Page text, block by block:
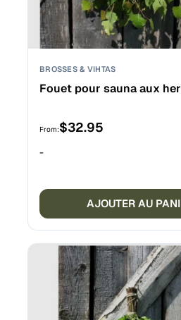
BROSSES & VIHTAS
Fouet pour sauna aux
From:$32.95
-
AJOUTER AU